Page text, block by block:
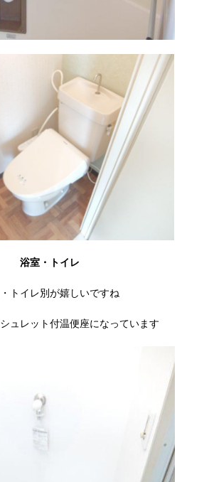
浴室・トイレ
トイレ別が嬉しいですね
ュレット付温便座になっています